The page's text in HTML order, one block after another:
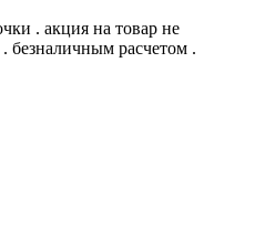
. акция на товар не
безналичным расчетом .